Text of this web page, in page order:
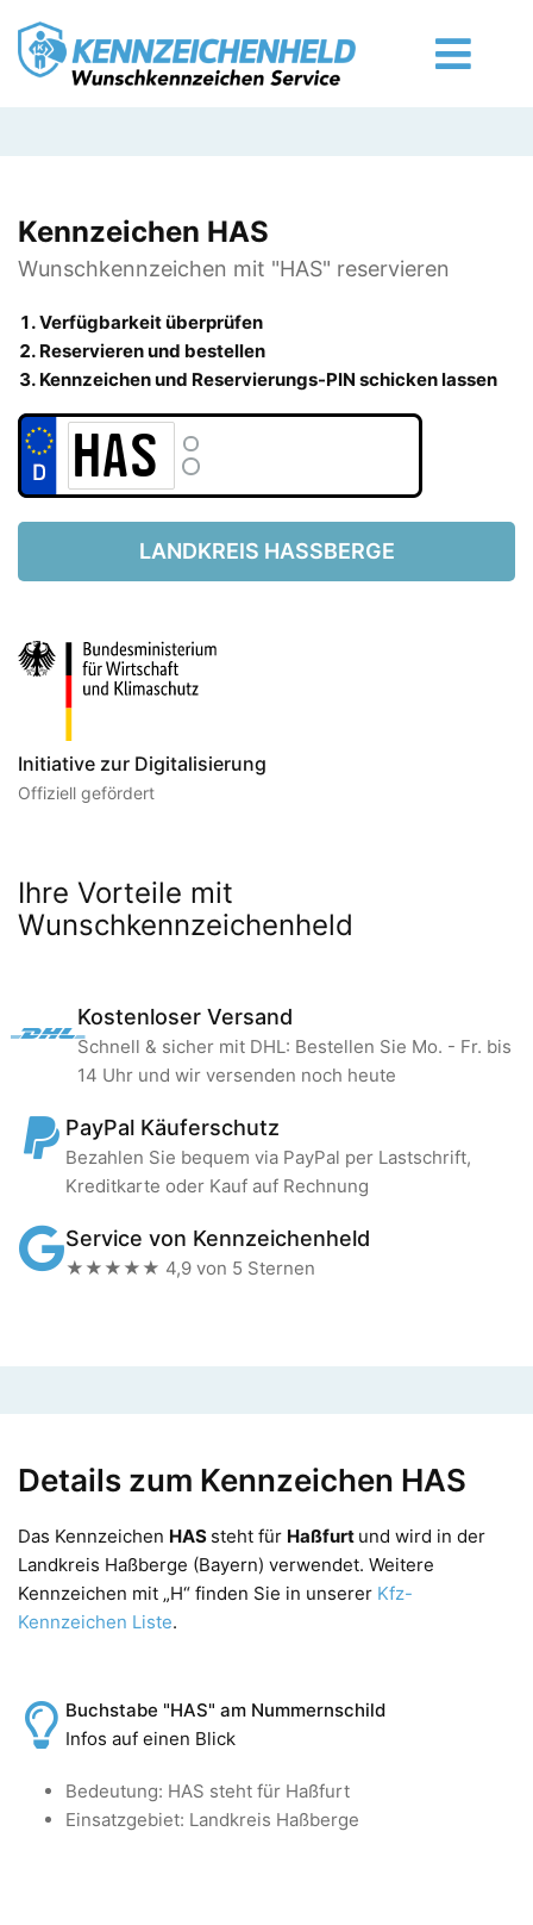
Kennzeichen HAS
Wunschkennzeichen mit "HAS" reservieren
Verfügbarkeit überprüfen
Reservieren und bestellen
Kennzeichen und Reservierungs-PIN schicken lassen
LANDKREIS HASSBERGE
Initiative zur Digitalisierung
Offiziell gefördert
Ihre Vorteile mit
Wunschkennzeichenheld
Kostenloser Versand
Schnell & sicher mit DHL: Bestellen Sie Mo. - Fr. bis
14 Uhr und wir versenden noch heute
PayPal Käuferschutz
Bezahlen Sie bequem via PayPal per Lastschrift,
Kreditkarte oder Kauf auf Rechnung
Service von Kennzeichenheld
★★★★★ 4,9 von 5 Sternen
Details zum Kennzeichen HAS
Das Kennzeichen HAS steht für Haßfurt und wird in der
Landkreis Haßberge (Bayern) verwendet. Weitere
Kennzeichen mit „H“ finden Sie in unserer Kfz-
Kennzeichen Liste.
Buchstabe "HAS" am Nummernschild
Infos auf einen Blick
Bedeutung: HAS steht für Haßfurt
Einsatzgebiet: Landkreis Haßberge